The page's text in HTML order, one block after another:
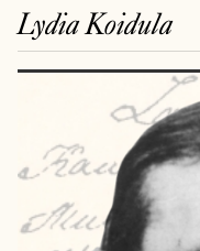
Lydia Koidula